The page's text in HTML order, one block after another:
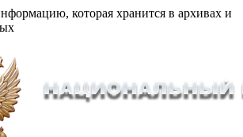
которая хранится в архивах и